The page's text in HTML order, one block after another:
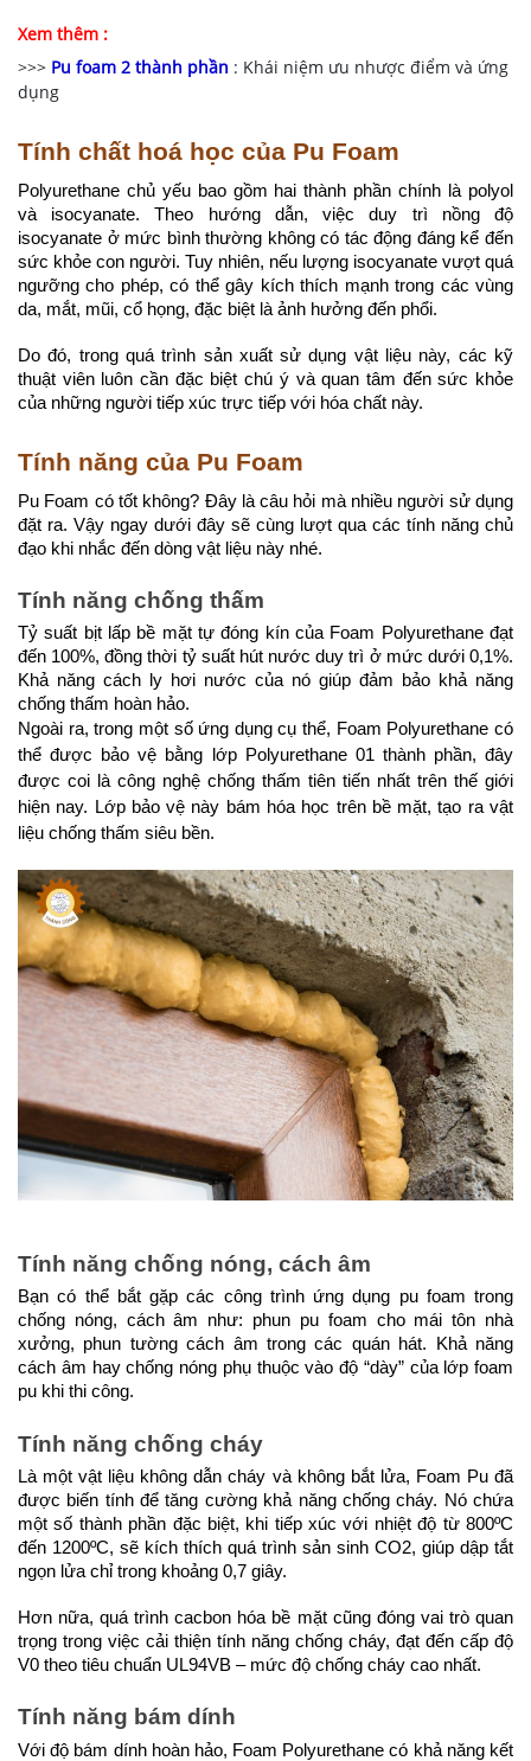
Xem thêm :
>>> Pu foam 2 thành phần : Khái niệm ưu nhược điểm và ứng
dụng
Tính chất hoá học của Pu Foam
Polyurethane chủ yếu bao gồm hai thành phần chính là polyol
và isocyanate. Theo hướng dẫn, việc duy trì nồng độ
isocyanate ở mức bình thường không có tác động đáng kể đến
sức khỏe con người. Tuy nhiên, nếu lượng isocyanate vượt quá
ngưỡng cho phép, có thể gây kích thích mạnh trong các vùng
da, mắt, mũi, cổ họng, đặc biệt là ảnh hưởng đến phổi.
Do đó, trong quá trình sản xuất sử dụng vật liệu này, các kỹ
thuật viên luôn cần đặc biệt chú ý và quan tâm đến sức khỏe
của những người tiếp xúc trực tiếp với hóa chất này.
Tính năng của Pu Foam
Pu Foam có tốt không? Đây là câu hỏi mà nhiều người sử dụng
đặt ra. Vậy ngay dưới đây sẽ cùng lượt qua các tính năng chủ
đạo khi nhắc đến dòng vật liệu này nhé.
Tính năng chống thấm
Tỷ suất bịt lấp bề mặt tự đóng kín của Foam Polyurethane đạt
đến 100%, đồng thời tỷ suất hút nước duy trì ở mức dưới 0,1%.
Khả năng cách ly hơi nước của nó giúp đảm bảo khả năng
chống thấm hoàn hảo.
Ngoài ra, trong một số ứng dụng cụ thể, Foam Polyurethane có
thể được bảo vệ bằng lớp Polyurethane 01 thành phần, đây
được coi là công nghệ chống thấm tiên tiến nhất trên thế giới
hiện nay. Lớp bảo vệ này bám hóa học trên bề mặt, tạo ra vật
liệu chống thấm siêu bền.
Tính năng chống nóng, cách âm
Bạn có thể bắt gặp các công trình ứng dụng pu foam trong
chống nóng, cách âm như: phun pu foam cho mái tôn nhà
xưởng, phun tường cách âm trong các quán hát. Khả năng
cách âm hay chống nóng phụ thuộc vào độ “dày” của lớp foam
pu khi thi công.
Tính năng chống cháy
Là một vật liệu không dẫn cháy và không bắt lửa, Foam Pu đã
được biến tính để tăng cường khả năng chống cháy. Nó chứa
một số thành phần đặc biệt, khi tiếp xúc với nhiệt độ từ 800ºC
đến 1200ºC, sẽ kích thích quá trình sản sinh CO2, giúp dập tắt
ngọn lửa chỉ trong khoảng 0,7 giây.
Hơn nữa, quá trình cacbon hóa bề mặt cũng đóng vai trò quan
trọng trong việc cải thiện tính năng chống cháy, đạt đến cấp độ
V0 theo tiêu chuẩn UL94VB – mức độ chống cháy cao nhất.
Tính năng bám dính
Với độ bám dính hoàn hảo, Foam Polyurethane có khả năng kết